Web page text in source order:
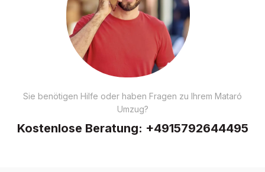
Sie benötigen Hilfe oder haben Fragen zu Ihrem Mataró
Umzug?
Kostenlose Beratung: +4915792644495